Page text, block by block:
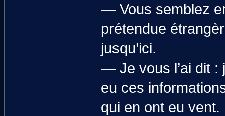
— Vous semblez
prétendue
jusqu’ici.
— Je vous l’ai dit :
eu ces
qui en ont eu vent.